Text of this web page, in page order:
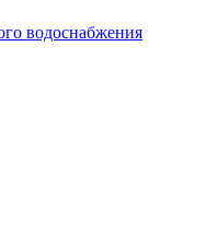
водоснабжения